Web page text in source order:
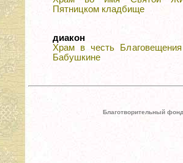
Пятницком кладбище
диакон
Храм в честь
Бабушкине
Благотворительный